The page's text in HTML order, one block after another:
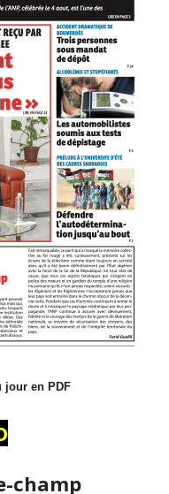
jour en PDF
champ